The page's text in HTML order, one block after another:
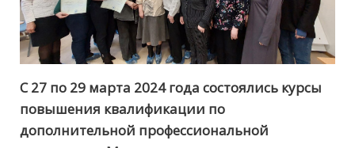
С 27 по 29 марта 2024 года состоялись курсы
повышения квалификации по
дополнительной профессиональной